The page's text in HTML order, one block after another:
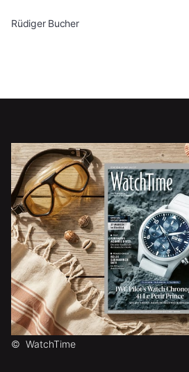
Rüdiger Bucher
© WatchTime